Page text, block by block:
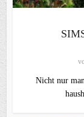
Nicht nur